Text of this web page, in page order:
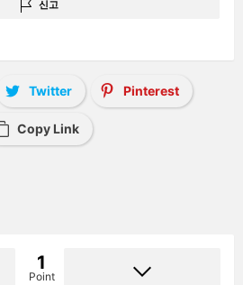
신고
Twitter Pinterest
Copy Link
1
Point